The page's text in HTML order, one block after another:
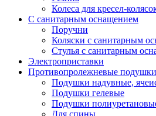
Колеса для кресел-
С санитарным оснащением
Поручни
Коляски с санитарным
Стулья с санитарным
Электроприставки
Противопролежневые подушки
Подушки надувные,
Подушки гелевые
Подушки
Для спины